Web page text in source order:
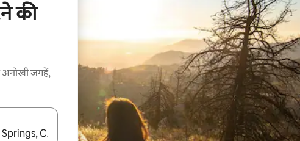
की
अनोखी जगहें,
का इस्तेमाल करके नेविगेट करें या टच या फिर स्वाइप जेस्चर का इस्तेमाल करके एक्सप्लोर करें।